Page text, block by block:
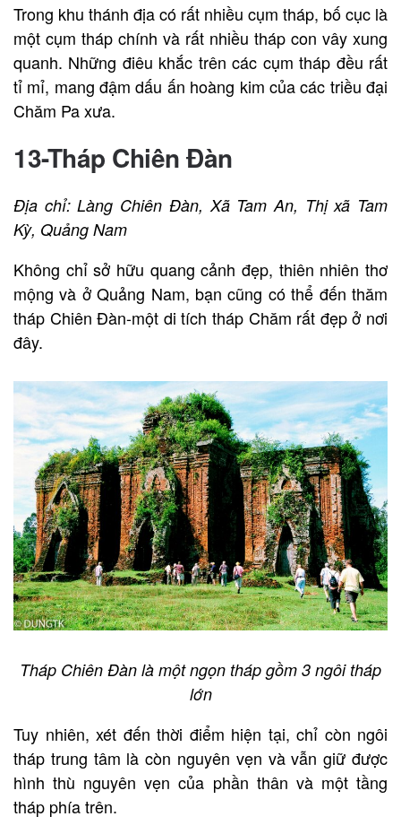
Trong khu thánh địa có rất nhiều cụm tháp, bố cục là
một cụm tháp chính và rất nhiều tháp con vây xung
quanh. Những điêu khắc trên các cụm tháp đều rất
tỉ mỉ, mang đậm dấu ấn hoàng kim của các triều đại
Chăm Pa xưa.
13-Tháp Chiên Đàn
Địa chỉ: Làng Chiên Đàn, Xã Tam An, Thị xã Tam
Kỳ, Quảng Nam
Không chỉ sở hữu quang cảnh đẹp, thiên nhiên thơ
mộng và ở Quảng Nam, bạn cũng có thể đến thăm
tháp Chiên Đàn-một di tích tháp Chăm rất đẹp ở nơi
đây.
Tháp Chiên Đàn là một ngọn tháp gồm 3 ngôi tháp
lớn
Tuy nhiên, xét đến thời điểm hiện tại, chỉ còn ngôi
tháp trung tâm là còn nguyên vẹn và vẫn giữ được
hình thù nguyên vẹn của phần thân và một tầng
tháp phía trên.